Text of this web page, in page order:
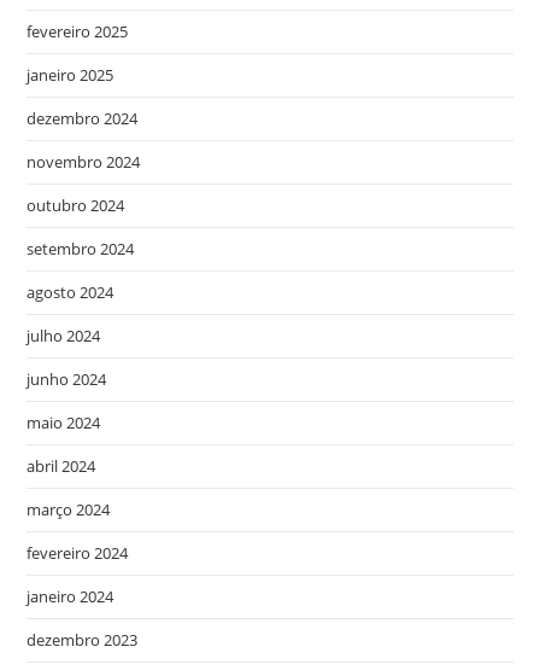
fevereiro 2025
janeiro 2025
dezembro 2024
novembro 2024
outubro 2024
setembro 2024
agosto 2024
julho 2024
junho 2024
maio 2024
abril 2024
março 2024
fevereiro 2024
janeiro 2024
dezembro 2023